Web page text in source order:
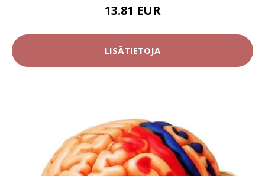
13.81 EUR
LISÄTIETOJA